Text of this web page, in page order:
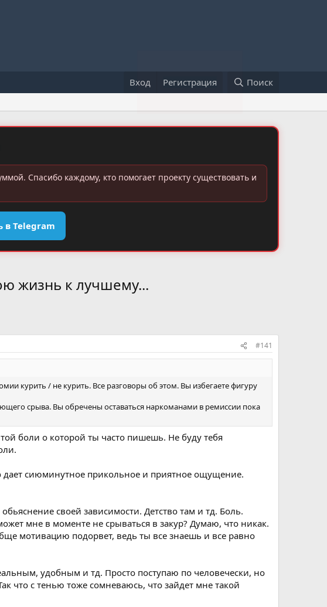
Вход Регистрация Поиск
Спасибо каждому, кто помогает проекту существовать и
в Telegram
жизнь к лучшему...
#141
курить / не курить. Все разговоры об этом. Вы избегаете фигуру
срыва. Вы обречены оставаться наркоманами в ремиссии пока
боли о которой ты часто пишешь. Не буду тебя
дает сиюминутное прикольное и приятное ощущение.
своей зависимости. Детство там и тд. Боль.
мне в моменте не срываться в закур? Думаю, что никак.
мотивацию подорвет, ведь ты все знаешь и все равно
удобным и тд. Просто поступаю по человечески, но
что с тенью тоже сомневаюсь, что зайдет мне такой